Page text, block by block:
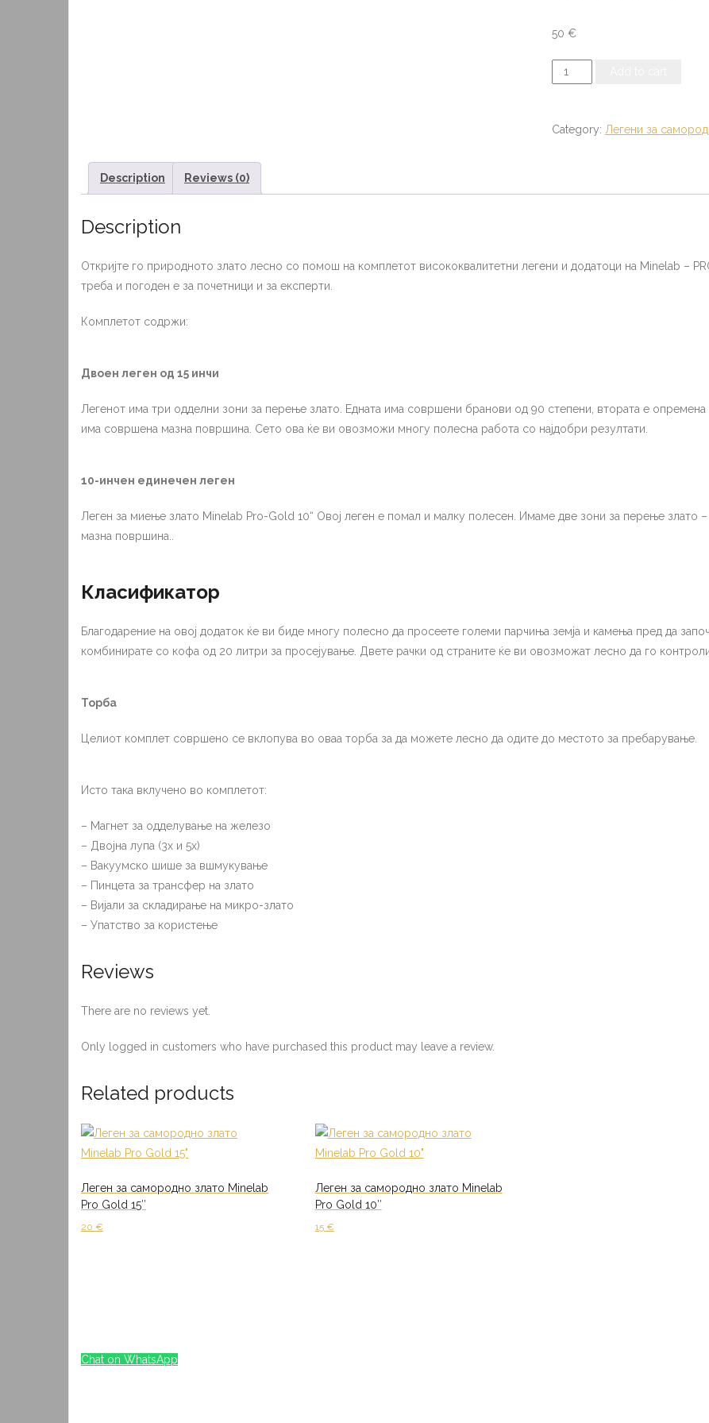
50 €
Леген
за
злато
Category: Легени за
Description Reviews (0)
Description
Откријте го природното злато лесно со помош на комплетот висококвалитетни легени и додатоци на Minelab –
треба и погоден е за почетници и за експерти.
Комплетот содржи:
Двоен леген од 15 инчи
Легенот има три одделни зони за перење злато. Едната има совршени бранови од 90 степени, втората е
има совршена мазна површина. Сето ова ќе ви овозможи многу полесна работа со најдобри резултати.
10-инчен единечен леген
Леген за миење злато Minelab Pro-Gold 10“ Овој леген е помал и малку полесен. Имаме две зони за перење злато
мазна површина..
Класификатор
Благодарение на овој додаток ќе ви биде многу полесно да просеете големи парчиња земја и камења пред да
комбинирате со кофа од 20 литри за просејување. Двете рачки од страните ќе ви овозможат лесно да го
Торба
Целиот комплет совршено се вклопува во оваа торба за да можете лесно да одите до местото за пребарување.
Исто така вклучено во комплетот:
– Магнет за одделување на железо
– Двојна лупа (3х и 5х)
– Вакуумско шише за вшмукување
– Пинцета за трансфер на злато
– Вијали за складирање на микро-злато
– Упатство за користење
Reviews
There are no reviews yet.
Only logged in customers who have purchased this product may leave a review.
Related products
Леген за самородно злато Minelab
Pro Gold 15″
20 €
Леген за самородно злато Minelab
Pro Gold 10″
15 €
Chat on WhatsApp